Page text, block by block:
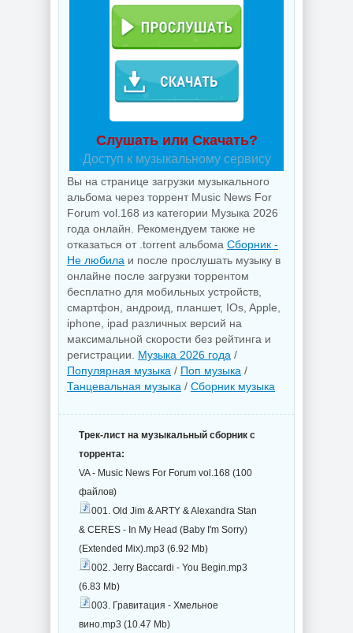
Слушать или Скачать?
Доступ к музыкальному сервису
Вы на странице загрузки музыкального
альбома через торрент Music News For
Forum vol.168 из категории Музыка 2026
года онлайн. Рекомендуем также не
отказаться от .torrent альбома Сборник -
Не любила и после прослушать музыку в
онлайне после загрузки торрентом
бесплатно для мобильных устройств,
смартфон, андроид, планшет, IOs, Apple,
iphone, ipad различных версий на
максимальной скорости без рейтинга и
регистрации. Музыка 2026 года /
Популярная музыка / Поп музыка /
Танцевальная музыка / Сборник музыка
Трек-лист на музыкальный сборник с
торрента:
VA - Music News For Forum vol.168 (100
файлов)
001. Old Jim & ARTY & Alexandra Stan
& CERES - In My Head (Baby I'm Sorry)
(Extended Mix).mp3 (6.92 Mb)
002. Jerry Baccardi - You Begin.mp3
(6.83 Mb)
003. Гравитация - Хмельное
вино.mp3 (10.47 Mb)